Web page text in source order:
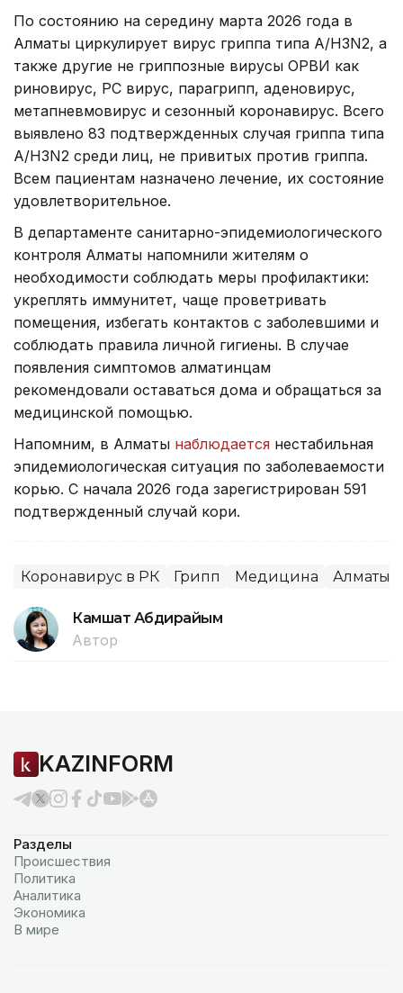
По состоянию на середину марта 2026 года в
Алматы циркулирует вирус гриппа типа А/H3N2, а
также другие не гриппозные вирусы ОРВИ как
риновирус, РС вирус, парагрипп, аденовирус,
метапневмовирус и сезонный коронавирус. Всего
выявлено 83 подтвержденных случая гриппа типа
А/H3N2 среди лиц, не привитых против гриппа.
Всем пациентам назначено лечение, их состояние
удовлетворительное.
В департаменте санитарно-эпидемиологического
контроля Алматы напомнили жителям о
необходимости соблюдать меры профилактики:
укреплять иммунитет, чаще проветривать
помещения, избегать контактов с заболевшими и
соблюдать правила личной гигиены. В случае
появления симптомов алматинцам
рекомендовали оставаться дома и обращаться за
медицинской помощью.
Напомним, в Алматы наблюдается нестабильная
эпидемиологическая ситуация по заболеваемости
корью. С начала 2026 года зарегистрирован 591
подтвержденный случай кори.
Коронавирус в РК Грипп Медицина Алматы
Камшат Абдирайым
Автор
KAZINFORM
Разделы
Происшествия
Политика
Аналитика
Экономика
В мире